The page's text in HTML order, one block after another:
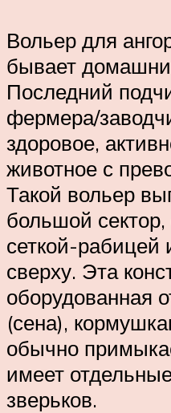
Вольер для
бывает
Последний
фермера/
здоровое,
животное с
Такой вольер
большой
сеткой-рабицей
сверху. Эта
оборудованная
(сена),
обычно
имеет
зверьков.